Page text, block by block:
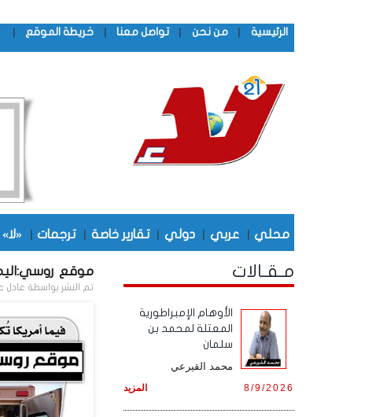
الرئيسية | من نحن | تواصل معنا | خريطة الموقع |
محلي | عربي | دولي | تقارير خاصة | ترجمات | «لا» 21 السياسي
موقع
تم النشر بواسطة عادل
مـقـالات
الأوهام الإمبراطورية
المعتلة لمحمد بن
سلمان
محمد القيرعي
المزيد 8/9/2026